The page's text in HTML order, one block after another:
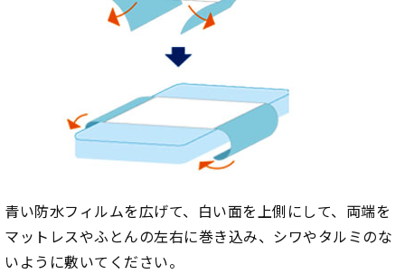
青い防水フィルムを広げて、白い面を上側にして、両端を
マットレスやふとんの左右に巻き込み、シワやタルミのな
いように敷いてください。